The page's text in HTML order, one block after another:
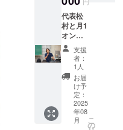
詳細】 *
費用:
2025年
7月1ヶ
月分（4
回）の
購読費
用とな
りま
す。 *
有効期
2025年
ピラ
ティス
（25分
間）: 体
幹の
ベース
機能を
高める
ための
レッス
ンで
す。 *
体幹バ
除く）
の10時
から17
時、月
曜日は
10時か
ら19時
までご
予約可
能で
す。予
約表に
てご予
お車で
お越し
の方
は、近
隣有料
駐車場
をご利
用くだ
さい。
(駐輪場
はあり
ます。)
フィジ
e/yJ35z
KLySPg
有効期
限：
2025年
8月～
2025年
12月末
まで
「ピラ
ティ
ス」
レッス
ンを25
分間、
からだ
の全身
機能
と、脳
と体と
心を総
合的に
代表松
村と月1
オンラ
インコ
ミュニ
ティ会
(8ヶ月
間参加
MRSTC
ヒュー
マンコ
支援
者：
1人
お届
け予
定：
2025
年08
月
こ
の